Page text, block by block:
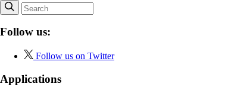
Follow us:
Follow us on Twitter
Applications